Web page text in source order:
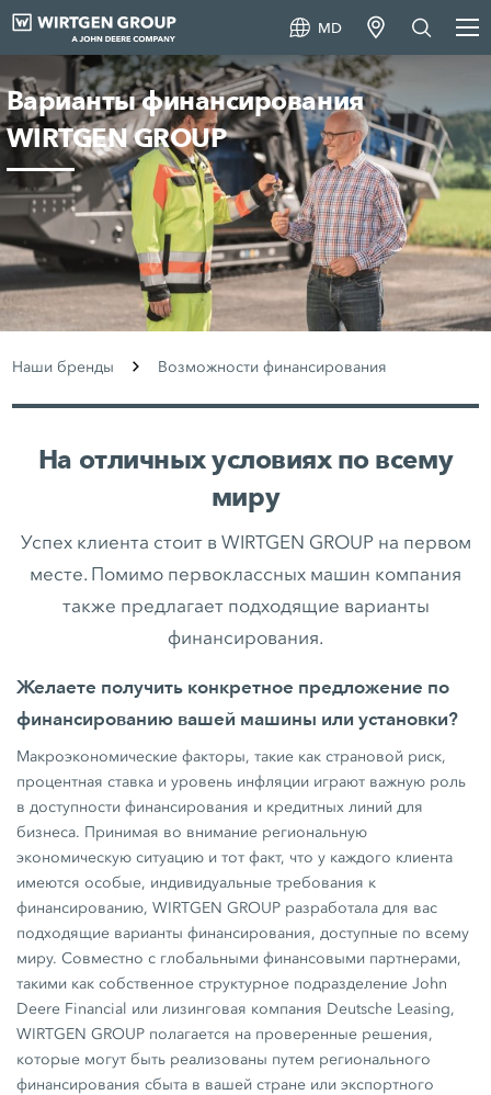
MD
Варианты финансирования
WIRTGEN GROUP
Наши бренды Возможности финансирования
На отличных условиях по всему
миру
Успех клиента стоит в WIRTGEN GROUP на первом
месте. Помимо первоклассных машин компания
также предлагает подходящие варианты
финансирования.
Желаете получить конкретное предложение по
финансированию вашей машины или установки?
Макроэкономические факторы, такие как страновой риск,
процентная ставка и уровень инфляции играют важную роль
в доступности финансирования и кредитных линий для
бизнеса. Принимая во внимание региональную
экономическую ситуацию и тот факт, что у каждого клиента
имеются особые, индивидуальные требования к
финансированию, WIRTGEN GROUP разработала для вас
подходящие варианты финансирования, доступные по всему
миру. Совместно с глобальными финансовыми партнерами,
такими как собственное структурное подразделение John
Deere Financial или лизинговая компания Deutsche Leasing,
WIRTGEN GROUP полагается на проверенные решения,
которые могут быть реализованы путем регионального
финансирования сбыта в вашей стране или экспортного